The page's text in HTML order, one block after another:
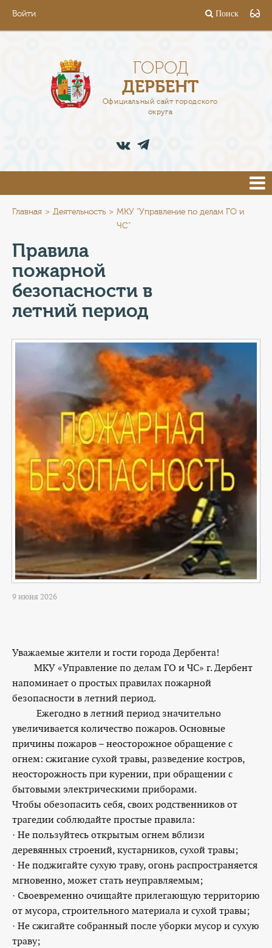
Войти Поиск
ГОРОД
ДЕРБЕНТ
Официальный сайт городского
округа
АДМИНИСТРАЦИЯ
ПРЕСС-ЦЕНТР
ТУРИСТАМ
КОНТАКТЫ
КАТАЛОГ УСЛУГ
СЛУЖБА ПО КОНТРАКТУ
Главная Деятельность
МКУ "Управление по делам ГО и
ЧС"
Правила
пожарной
безопасности в
летний период
9 июня 2026
Уважаемые жители и гости города Дербента!
МКУ «Управление по делам ГО и ЧС» г. Дербент
напоминает о простых правилах пожарной
безопасности в летний период.
Ежегодно в летний период значительно
увеличивается количество пожаров. Основные
причины пожаров – неосторожное обращение с
огнем: сжигание сухой травы, разведение костров,
неосторожность при курении, при обращении с
бытовыми электрическими приборами.
Чтобы обезопасить себя, своих родственников от
трагедии соблюдайте простые правила:
· Не пользуйтесь открытым огнем вблизи
деревянных строений, кустарников, сухой травы;
· Не поджигайте сухую траву, огонь распространяется
мгновенно, может стать неуправляемым;
· Своевременно очищайте прилегающую территорию
от мусора, строительного материала и сухой травы;
· Не сжигайте собранный после уборки мусор и сухую
траву;